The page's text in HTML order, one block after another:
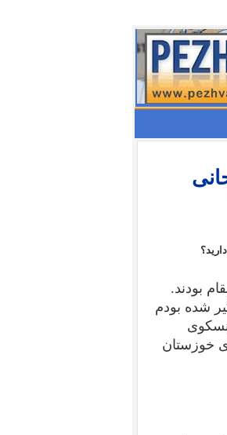
خرداد ۶۰ نیز در این مقام بودند.
از ۳۰ خرداد ۶۰ بودم و از ۱۹ خرداد سال ۶۰ دستگیر شده بودم
خوزستان